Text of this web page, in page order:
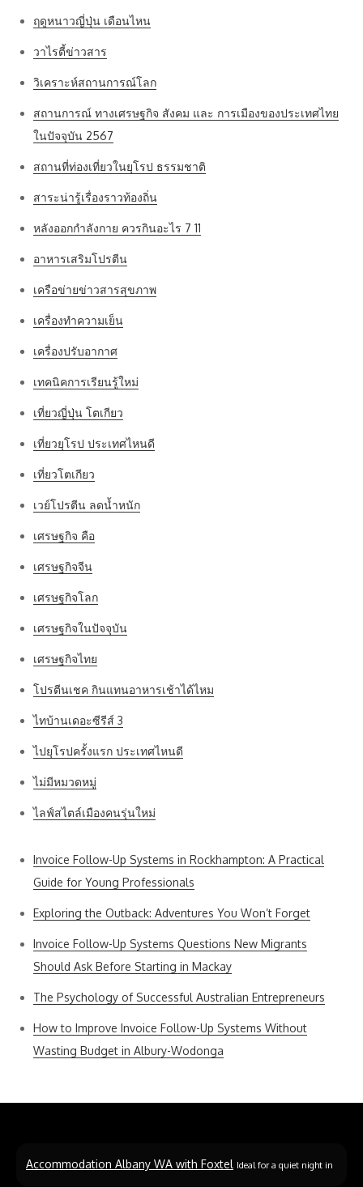
ฤดูหนาวญี่ปุ่น เดือนไหน
วาไรตี้ข่าวสาร
วิเคราะห์สถานการณ์โลก
สถานการณ์ ทางเศรษฐกิจ สังคม และ การเมืองของประเทศไทย
ในปัจจุบัน 2567
สถานที่ท่องเที่ยวในยุโรป ธรรมชาติ
สาระน่ารู้เรื่องราวท้องถิ่น
หลังออกกําลังกาย ควรกินอะไร 7 11
อาหารเสริมโปรตีน
เครือข่ายข่าวสารสุขภาพ
เครื่องทำความเย็น
เครื่องปรับอากาศ
เทคนิคการเรียนรู้ใหม่
เที่ยวญี่ปุ่น โตเกียว
เที่ยวยุโรป ประเทศไหนดี
เที่ยวโตเกียว
เวย์โปรตีน ลดน้ำหนัก
เศรษฐกิจ คือ
เศรษฐกิจจีน
เศรษฐกิจโลก
เศรษฐกิจในปัจจุบัน
เศรษฐกิจไทย
โปรตีนเชค กินแทนอาหารเช้าได้ไหม
ไทบ้านเดอะซีรีส์ 3
ไปยุโรปครั้งแรก ประเทศไหนดี
ไม่มีหมวดหมู่
ไลฟ์สไตล์เมืองคนรุ่นใหม่
Invoice Follow-Up Systems in Rockhampton: A Practical
Guide for Young Professionals
Exploring the Outback: Adventures You Won’t Forget
Invoice Follow-Up Systems Questions New Migrants
Should Ask Before Starting in Mackay
The Psychology of Successful Australian Entrepreneurs
How to Improve Invoice Follow-Up Systems Without
Wasting Budget in Albury-Wodonga
Accommodation Albany WA with Foxtel Ideal for a quiet night in